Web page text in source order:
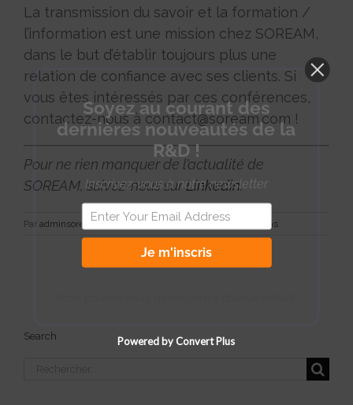
La transmission du savoir et la formation /
l’information est une mission chez SOREAM,
dans le but d’établir toujours plus une
relation de confiance avec ses clients. Si
vous êtes intéressés par ces conférences,
contactez-nous à contact@soream.com !
Pour ne rien manquer de l’actualité de
SOREAM, suivez-nous surLinkedin.
Par adminsoream | jeudi 25 juillet 2019 | Revue de Médias
Search
Soyez au courant des
dernières nouveautés de la
R&D !
Inscrivez-vous à notre newsletter
Je m'inscris
Powered by Convert Plus